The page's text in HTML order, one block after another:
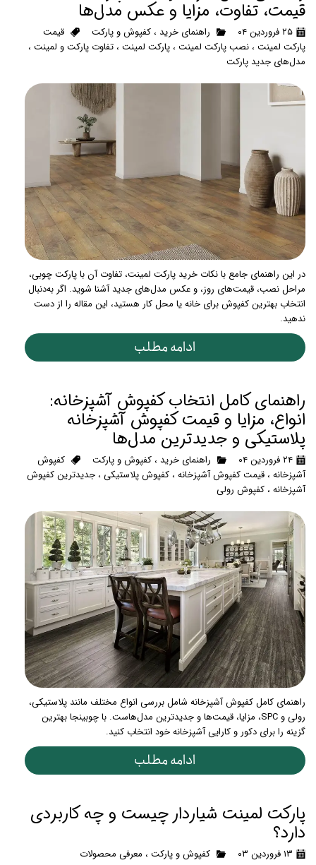
قیمت، تفاوت، مزایا و عکس مدل‌ها
۲۵ فروردین ۰۴ راهنمای خرید ، کفپوش و پارکت
قیمت
پارکت لمینت، نصب پارکت لمینت، پارکت لمینت، تفاوت پارکت و لمینت،
مدل‌های جدید پارکت
در این راهنمای جامع با نکات خرید پارکت لمینت، تفاوت آن با پارکت چوبی،
مراحل نصب، قیمت‌های روز، و عکس مدل‌های جدید آشنا شوید. اگر به‌دنبال
انتخاب بهترین کفپوش برای خانه یا محل کار هستید، این مقاله را از دست
ندهید.
ادامه مطلب
راهنمای کامل انتخاب کفپوش آشپزخانه:
انواع، مزایا و قیمت کفپوش آشپزخانه
پلاستیکی و جدیدترین مدل‌ها
۲۴ فروردین ۰۴ راهنمای خرید ، کفپوش و پارکت
کفپوش
آشپزخانه، قیمت کفپوش آشپزخانه، کفپوش پلاستیکی، جدیدترین کفپوش
آشپزخانه، کفپوش رولی
راهنمای کامل کفپوش آشپزخانه شامل بررسی انواع مختلف مانند پلاستیکی،
رولی و SPC، مزایا، قیمت‌ها و جدیدترین مدل‌هاست. با چوبینجا بهترین
گزینه را برای دکور و کارایی آشپزخانه خود انتخاب کنید.
ادامه مطلب
پارکت لمینت شیاردار چیست و چه کاربردی
دارد؟
۱۳ فروردین ۰۳ کفپوش و پارکت، معرفی محصولات